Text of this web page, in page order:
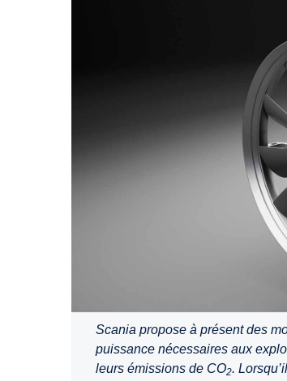
Scania propose à présent des
puissance nécessaires aux
leurs émissions de CO2.